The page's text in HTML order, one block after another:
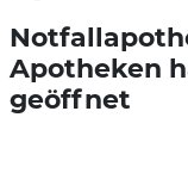
Apotheken
geöffnet